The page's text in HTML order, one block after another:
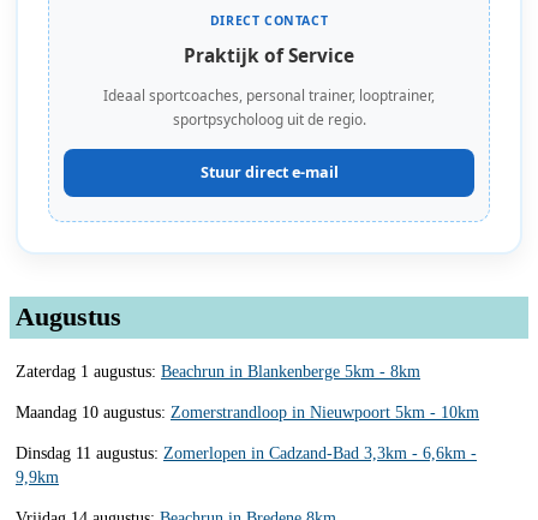
DIRECT CONTACT
Praktijk of Service
Ideaal sportcoaches, personal trainer, looptrainer,
sportpsycholoog uit de regio.
Stuur direct e-mail
Augustus
Zaterdag 1 augustus: Beachrun in Blankenberge 5km - 8km
Maandag 10 augustus: Zomerstrandloop in Nieuwpoort 5km - 10km
Dinsdag 11 augustus: Zomerlopen in Cadzand-Bad 3,3km - 6,6km -
9,9km